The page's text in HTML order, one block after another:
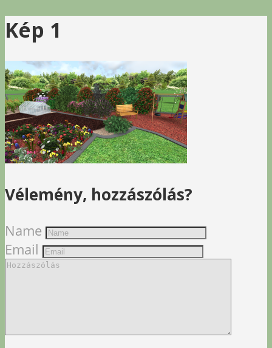
Kép 1
Vélemény, hozzászólás?
Name
Email